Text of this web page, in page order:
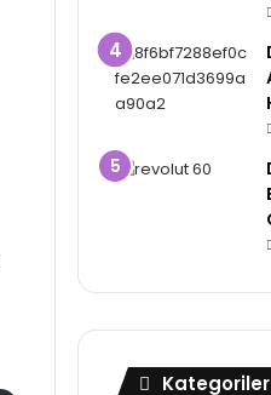
Kategoriler